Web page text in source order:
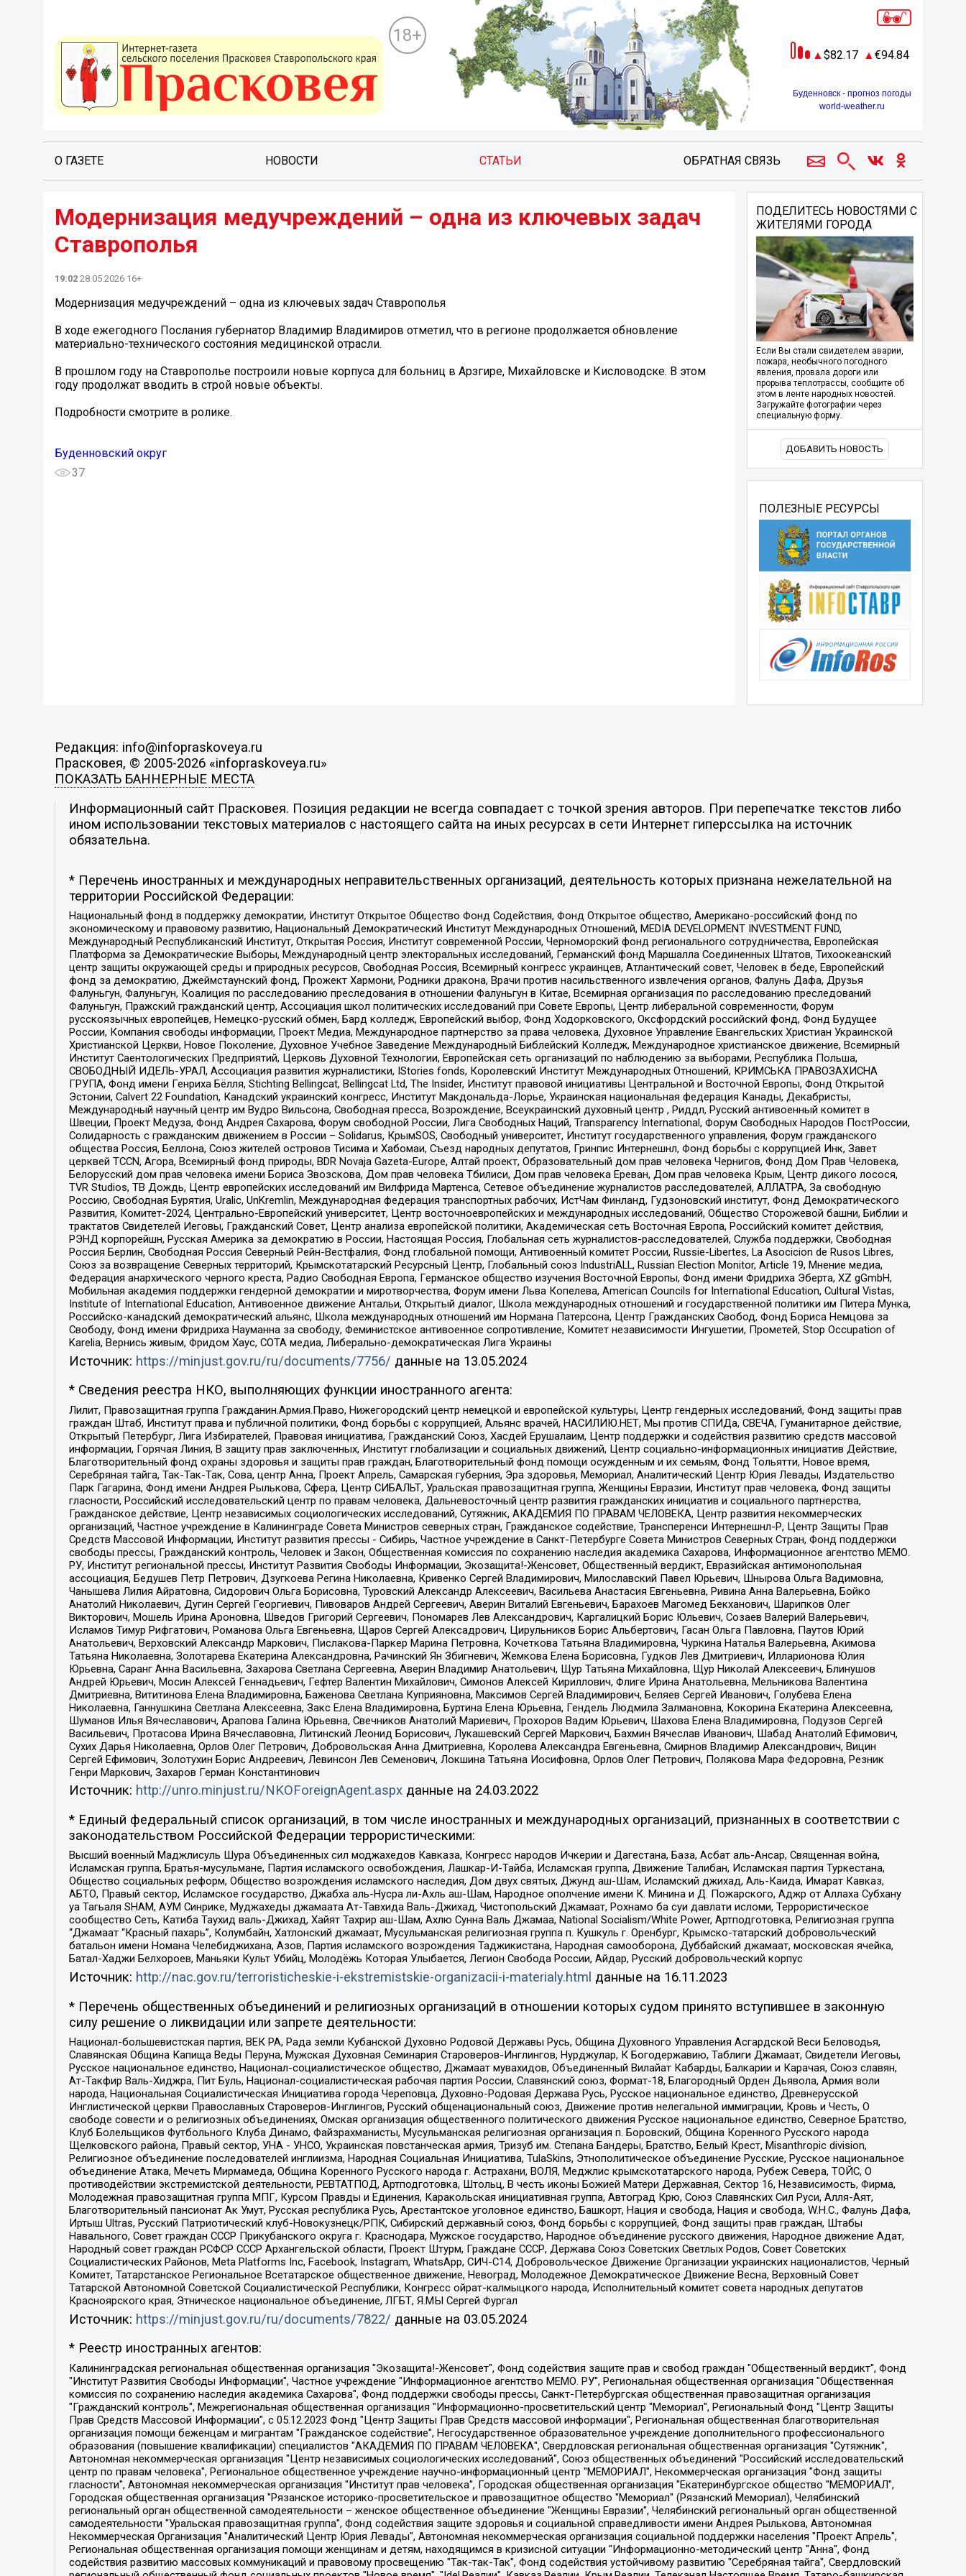
18+
82.17 94.84
Буденновск - прогноз погоды
world-weather.ru
О ГАЗЕТЕ НОВОСТИ СТАТЬИ ОБРАТНАЯ СВЯЗЬ
Модернизация медучреждений – одна из ключевых задач
Ставрополья
19:02 28.05.2026 16+
Модернизация медучреждений – одна из ключевых задач Ставрополья
В ходе ежегодного Послания губернатор Владимир Владимиров отметил, что в регионе продолжается обновление
материально-технического состояния медицинской отрасли.
В прошлом году на Ставрополье построили новые корпуса для больниц в Арзгире, Михайловске и Кисловодске. В этом
году продолжат вводить в строй новые объекты.
Подробности смотрите в ролике.
Буденновский округ
37
ПОДЕЛИТЕСЬ НОВОСТЯМИ С
ЖИТЕЛЯМИ ГОРОДА
Если Вы стали свидетелем аварии,
пожара, необычного погодного
явления, провала дороги или
прорыва теплотрассы, сообщите об
этом в ленте народных новостей.
Загружайте фотографии через
специальную форму.
ДОБАВИТЬ НОВОСТЬ
ПОЛЕЗНЫЕ РЕСУРСЫ
Редакция: info@infopraskoveya.ru
Прасковея, © 2005-2026 «infopraskoveya.ru»
ПОКАЗАТЬ БАННЕРНЫЕ МЕСТА
Информационный сайт Прасковея. Позиция редакции не всегда совпадает с точкой зрения авторов. При перепечатке текстов либо
ином использовании текстовых материалов с настоящего сайта на иных ресурсах в сети Интернет гиперссылка на источник
обязательна.
* Перечень иностранных и международных неправительственных организаций, деятельность которых признана нежелательной на
территории Российской Федерации:
Национальный фонд в поддержку демократии, Институт Открытое Общество Фонд Содействия, Фонд Открытое общество, Американо-российский фонд по
экономическому и правовому развитию, Национальный Демократический Институт Международных Отношений, MEDIA DEVELOPMENT INVESTMENT FUND,
Международный Республиканский Институт, Открытая Россия, Институт современной России, Черноморский фонд регионального сотрудничества, Европейская
Платформа за Демократические Выборы, Международный центр электоральных исследований, Германский фонд Маршалла Соединенных Штатов, Тихоокеанский
центр защиты окружающей среды и природных ресурсов, Свободная Россия, Всемирный конгресс украинцев, Атлантический совет, Человек в беде, Европейский
фонд за демократию, Джеймстаунский фонд, Прожект Хармони, Родники дракона, Врачи против насильственного извлечения органов, Фалунь Дафа, Друзья
Фалуньгун, Фалуньгун, Коалиция по расследованию преследования в отношении Фалуньгун в Китае, Всемирная организация по расследованию преследований
Фалуньгун, Пражский гражданский центр, Ассоциация школ политических исследований при Совете Европы, Центр либеральной современности, Форум
русскоязычных европейцев, Немецко-русский обмен, Бард колледж, Европейский выбор, Фонд Ходорковского, Оксфордский российский фонд, Фонд Будущее
России, Компания свободы информации, Проект Медиа, Международное партнерство за права человека, Духовное Управление Евангельских Христиан Украинской
Христианской Церкви, Новое Поколение, Духовное Учебное Заведение Международный Библейский Колледж, Международное христианское движение, Всемирный
Институт Саентологических Предприятий, Церковь Духовной Технологии, Европейская сеть организаций по наблюдению за выборами, Республика Польша,
СВОБОДНЫЙ ИДЕЛЬ-УРАЛ, Ассоциация развития журналистики, IStories fonds, Королевский Институт Международных Отношений, КРИМСЬКА ПРАВОЗАХИСНА
ГРУПА, Фонд имени Генриха Бёлля, Stichting Bellingcat, Bellingcat Ltd, The Insider, Институт правовой инициативы Центральной и Восточной Европы, Фонд Открытой
Эстонии, Calvert 22 Foundation, Канадский украинский конгресс, Институт Макдональда-Лорье, Украинская национальная федерация Канады, Декабристы,
Международный научный центр им Вудро Вильсона, Свободная пресса, Возрождение, Всеукраинский духовный центр , Риддл, Русский антивоенный комитет в
Швеции, Проект Медуза, Фонд Андрея Сахарова, Форум свободной России, Лига Свободных Наций, Transparеncy International, Форум Свободных Народов ПостРоссии,
Солидарность с гражданским движением в России – Solidarus, КрымSOS, Свободный университет, Институт государственного управления, Форум гражданского
общества Россия, Беллона, Союз жителей островов Тисима и Хабомаи, Съезд народных депутатов, Гринпис Интернешнл, Фонд борьбы с коррупцией Инк, Завет
церквей TCCN, Агора, Всемирный фонд природы, BDR Novaja Gazeta-Europe, Алтай проект, Образовательный дом прав человека Чернигов, Фонд Дом Прав Человека,
Белорусский дом прав человека имени Бориса Звозскова, Дом прав человека Тбилиси, Дом прав человека Ереван, Дом прав человека Крым, Центр дикого лосося,
TVR Studios, ТВ Дождь, Центр европейских исследований им Вилфрида Мартенса, Сетевое объединение журналистов расследователей, АЛЛАТРА, За свободную
Россию, Свободная Бурятия, Uralic, UnKremlin, Международная федерация транспортных рабочих, ИстЧам Финланд, Гудзоновский институт, Фонд Демократического
Развития, Комитет-2024, Центрально-Европейский университет, Центр восточноевропейских и международных исследований, Общество Сторожевой башни, Библии и
трактатов Свидетелей Иеговы, Гражданский Совет, Центр анализа европейской политики, Академическая сеть Восточная Европа, Российский комитет действия,
РЭНД корпорейшн, Русская Америка за демократию в России, Настоящая Россия, Глобальная сеть журналистов-расследователей, Служба поддержки, Свободная
Россия Берлин, Свободная Россия Северный Рейн-Вестфалия, Фонд глобальной помощи, Антивоенный комитет России, Russie-Libertes, La Asocicion de Rusos Libres,
Союз за возвращение Северных территорий, Крымскотатарский Ресурсный Центр, Глобальный союз IndustriALL, Russian Election Monitor, Article 19, Мнение медиа,
Федерация анархического черного креста, Радио Свободная Европа, Германское общество изучения Восточной Европы, Фонд имени Фридриха Эберта, XZ gGmbH,
Мобильная академия поддержки гендерной демократии и миротворчества, Форум имени Льва Копелева, American Councils for International Education, Cultural Vistas,
Institute of International Education, Антивоенное движение Антальи, Открытый диалог, Школа международных отношений и государственной политики им Питера Мунка,
Российско-канадский демократический альянс, Школа международных отношений им Нормана Патерсона, Центр Гражданских Свобод, Фонд Бориса Немцова за
Свободу, Фонд имени Фридриха Науманна за свободу, Феминистское антивоенное сопротивление, Комитет независимости Ингушетии, Прометей, Stop Occupation of
Karelia, Вернись живым, Фридом Хаус, СОТА медиа, Либерально-демократическая Лига Украины
Источник: https://minjust.gov.ru/ru/documents/7756/ данные на 13.05.2024
* Сведения реестра НКО, выполняющих функции иностранного агента:
Лилит, Правозащитная группа Гражданин.Армия.Право, Нижегородский центр немецкой и европейской культуры, Центр гендерных исследований, Фонд защиты прав
граждан Штаб, Институт права и публичной политики, Фонд борьбы с коррупцией, Альянс врачей, НАСИЛИЮ.НЕТ, Мы против СПИДа, СВЕЧА, Гуманитарное действие,
Открытый Петербург, Лига Избирателей, Правовая инициатива, Гражданский Союз, Хасдей Ерушалаим, Центр поддержки и содействия развитию средств массовой
информации, Горячая Линия, В защиту прав заключенных, Институт глобализации и социальных движений, Центр социально-информационных инициатив Действие,
Благотворительный фонд охраны здоровья и защиты прав граждан, Благотворительный фонд помощи осужденным и их семьям, Фонд Тольятти, Новое время,
Серебряная тайга, Так-Так-Так, Сова, центр Анна, Проект Апрель, Самарская губерния, Эра здоровья, Мемориал, Аналитический Центр Юрия Левады, Издательство
Парк Гагарина, Фонд имени Андрея Рылькова, Сфера, Центр СИБАЛЬТ, Уральская правозащитная группа, Женщины Евразии, Институт прав человека, Фонд защиты
гласности, Российский исследовательский центр по правам человека, Дальневосточный центр развития гражданских инициатив и социального партнерства,
Гражданское действие, Центр независимых социологических исследований, Сутяжник, АКАДЕМИЯ ПО ПРАВАМ ЧЕЛОВЕКА, Центр развития некоммерческих
организаций, Частное учреждение в Калининграде Совета Министров северных стран, Гражданское содействие, Трансперенси Интернешнл-Р, Центр Защиты Прав
Средств Массовой Информации, Институт развития прессы - Сибирь, Частное учреждение в Санкт-Петербурге Совета Министров Северных Стран, Фонд поддержки
свободы прессы, Гражданский контроль, Человек и Закон, Общественная комиссия по сохранению наследия академика Сахарова, Информационное агентство МЕМО.
РУ, Институт региональной прессы, Институт Развития Свободы Информации, Экозащита!-Женсовет, Общественный вердикт, Евразийская антимонопольная
ассоциация, Бедушев Петр Петрович, Дзугкоева Регина Николаевна, Кривенко Сергей Владимирович, Милославский Павел Юрьевич, Шнырова Ольга Вадимовна,
Чанышева Лилия Айратовна, Сидорович Ольга Борисовна, Туровский Александр Алексеевич, Васильева Анастасия Евгеньевна, Ривина Анна Валерьевна, Бойко
Анатолий Николаевич, Дугин Сергей Георгиевич, Пивоваров Андрей Сергеевич, Аверин Виталий Евгеньевич, Барахоев Магомед Бекханович, Шарипков Олег
Викторович, Мошель Ирина Ароновна, Шведов Григорий Сергеевич, Пономарев Лев Александрович, Каргалицкий Борис Юльевич, Созаев Валерий Валерьевич,
Исламов Тимур Рифгатович, Романова Ольга Евгеньевна, Щаров Сергей Алексадрович, Цирульников Борис Альбертович, Гасан Ольга Павловна, Паутов Юрий
Анатольевич, Верховский Александр Маркович, Пислакова-Паркер Марина Петровна, Кочеткова Татьяна Владимировна, Чуркина Наталья Валерьевна, Акимова
Татьяна Николаевна, Золотарева Екатерина Александровна, Рачинский Ян Збигневич, Жемкова Елена Борисовна, Гудков Лев Дмитриевич, Илларионова Юлия
Юрьевна, Саранг Анна Васильевна, Захарова Светлана Сергеевна, Аверин Владимир Анатольевич, Щур Татьяна Михайловна, Щур Николай Алексеевич, Блинушов
Андрей Юрьевич, Мосин Алексей Геннадьевич, Гефтер Валентин Михайлович, Симонов Алексей Кириллович, Флиге Ирина Анатольевна, Мельникова Валентина
Дмитриевна, Вититинова Елена Владимировна, Баженова Светлана Куприяновна, Максимов Сергей Владимирович, Беляев Сергей Иванович, Голубева Елена
Николаевна, Ганнушкина Светлана Алексеевна, Закс Елена Владимировна, Буртина Елена Юрьевна, Гендель Людмила Залмановна, Кокорина Екатерина Алексеевна,
Шуманов Илья Вячеславович, Арапова Галина Юрьевна, Свечников Анатолий Мариевич, Прохоров Вадим Юрьевич, Шахова Елена Владимировна, Подузов Сергей
Васильевич, Протасова Ирина Вячеславовна, Литинский Леонид Борисович, Лукашевский Сергей Маркович, Бахмин Вячеслав Иванович, Шабад Анатолий Ефимович,
Сухих Дарья Николаевна, Орлов Олег Петрович, Добровольская Анна Дмитриевна, Королева Александра Евгеньевна, Смирнов Владимир Александрович, Вицин
Сергей Ефимович, Золотухин Борис Андреевич, Левинсон Лев Семенович, Локшина Татьяна Иосифовна, Орлов Олег Петрович, Полякова Мара Федоровна, Резник
Генри Маркович, Захаров Герман Константинович
Источник: http://unro.minjust.ru/NKOForeignAgent.aspxданные на 24.03.2022
* Единый федеральный список организаций, в том числе иностранных и международных организаций, признанных в соответствии с
законодательством Российской Федерации террористическими:
Высший военный Маджлисуль Шура Объединенных сил моджахедов Кавказа, Конгресс народов Ичкерии и Дагестана, База, Асбат аль-Ансар, Священная война,
Исламская группа, Братья-мусульмане, Партия исламского освобождения, Лашкар-И-Тайба, Исламская группа, Движение Талибан, Исламская партия Туркестана,
Общество социальных реформ, Общество возрождения исламского наследия, Дом двух святых, Джунд аш-Шам, Исламский джихад, Аль-Каида, Имарат Кавказ,
АБТО, Правый сектор, Исламское государство, Джабха аль-Нусра ли-Ахль аш-Шам, Народное ополчение имени К. Минина и Д. Пожарского, Аджр от Аллаха Субхану
уа Тагьаля SHAM, АУМ Синрике, Муджахеды джамаата Ат-Тавхида Валь-Джихад, Чистопольский Джамаат, Рохнамо ба суи давлати исломи, Террористическое
сообщество Сеть, Катиба Таухид валь-Джихад, Хайят Тахрир аш-Шам, Ахлю Сунна Валь Джамаа, National Socialism/White Power, Артподготовка, Религиозная группа
“Джамаат “Красный пахарь”, Колумбайн, Хатлонский джамаат, Мусульманская религиозная группа п. Кушкуль г. Оренбург, Крымско-татарский добровольческий
батальон имени Номана Челебиджихана, Азов, Партия исламского возрождения Таджикистана, Народная самооборона, Дуббайский джамаат, московская ячейка,
Батал-Хаджи Белхороев, Маньяки Культ Убийц, Молодёжь Которая Улыбается, Легион Свобода России, Айдар, Русский добровольческий корпус
Источник: http://nac.gov.ru/terroristicheskie-i-ekstremistskie-organizacii-i-materialy.html данные на 16.11.2023
* Перечень общественных объединений и религиозных организаций в отношении которых судом принято вступившее в законную
силу решение о ликвидации или запрете деятельности:
Национал-большевистская партия, ВЕК РА, Рада земли Кубанской Духовно Родовой Державы Русь, Община Духовного Управления Асгардской Веси Беловодья,
Славянская Община Капища Веды Перуна, Мужская Духовная Семинария Староверов-Инглингов, Нурджулар, К Богодержавию, Таблиги Джамаат, Свидетели Иеговы,
Русское национальное единство, Национал-социалистическое общество, Джамаат мувахидов, Объединенный Вилайат Кабарды, Балкарии и Карачая, Союз славян,
Ат-Такфир Валь-Хиджра, Пит Буль, Национал-социалистическая рабочая партия России, Славянский союз, Формат-18, Благородный Орден Дьявола, Армия воли
народа, Национальная Социалистическая Инициатива города Череповца, Духовно-Родовая Держава Русь, Русское национальное единство, Древнерусской
Инглистической церкви Православных Староверов-Инглингов, Русский общенациональный союз, Движение против нелегальной иммиграции, Кровь и Честь, О
свободе совести и о религиозных объединениях, Омская организация общественного политического движения Русское национальное единство, Северное Братство,
Клуб Болельщиков Футбольного Клуба Динамо, Файзрахманисты, Мусульманская религиозная организация п. Боровский, Община Коренного Русского народа
Щелковского района, Правый сектор, УНА - УНСО, Украинская повстанческая армия, Тризуб им. Степана Бандеры, Братство, Белый Крест, Misanthropic division,
Религиозное объединение последователей инглиизма, Народная Социальная Инициатива, TulaSkins, Этнополитическое объединение Русские, Русское национальное
объединение Атака, Мечеть Мирмамеда, Община Коренного Русского народа г. Астрахани, ВОЛЯ, Меджлис крымскотатарского народа, Рубеж Севера, ТОЙС, О
противодействии экстремистской деятельности, РЕВТАТПОД, Артподготовка, Штольц, В честь иконы Божией Матери Державная, Сектор 16, Независимость, Фирма,
Молодежная правозащитная группа МПГ, Курсом Правды и Единения, Каракольская инициативная группа, Автоград Крю, Союз Славянских Сил Руси, Алля-Аят,
Благотворительный пансионат Ак Умут, Русская республика Русь, Арестантское уголовное единство, Башкорт, Нация и свобода, Нация и свобода, W.H.С., Фалунь Дафа,
Иртыш Ultras, Русский Патриотический клуб-Новокузнецк/РПК, Сибирский державный союз, Фонд борьбы с коррупцией, Фонд защиты прав граждан, Штабы
Навального, Совет граждан СССР Прикубанского округа г. Краснодара, Мужское государство, Народное объединение русского движения, Народное движение Адат,
Народный совет граждан РСФСР СССР Архангельской области, Проект Штурм, Граждане СССР, Держава Союз Советских Светлых Родов, Совет Советских
Социалистических Районов, Meta Platforms Inc, Facebook, Instagram, WhatsApp, СИЧ-С14, Добровольческое Движение Организации украинских националистов, Черный
Комитет, Татарстанское Региональное Всетатарское общественное движение, Невоград, Молодежное Демократическое Движение Весна, Верховный Совет
Татарской Автономной Советской Социалистической Республики, Конгресс ойрат-калмыцкого народа, Исполнительный комитет совета народных депутатов
Красноярского края, Этническое национальное объединение, ЛГБТ, Я.МЫ Сергей Фургал
Источник: https://minjust.gov.ru/ru/documents/7822/ данные на 03.05.2024
* Реестр иностранных агентов:
Калининградская региональная общественная организация "Экозащита!-Женсовет", Фонд содействия защите прав и свобод граждан "Общественный вердикт", Фонд "Институт Развития Свободы Информации", Частное учреждение "Информационное агентство МЕМО. РУ", Региональная общественная организация "Общественная комиссия по сохранению наследия академика Сахарова", Фонд поддержки свободы прессы, Санкт-Петербургская общественная правозащитная организация "Гражданский контроль", Межрегиональная общественная организация "Информационно-просветительский центр "Мемориал", Региональный Фонд "Центр Защиты Прав Средств Массовой Информации", с 05.12.2023 Фонд "Центр Защиты Прав Средств массовой информации", Региональная общественная благотворительная организация помощи беженцам и мигрантам "Гражданское содействие", Негосударственное образовательное учреждение дополнительного профессионального образования (повышение квалификации) специалистов "АКАДЕМИЯ ПО ПРАВАМ ЧЕЛОВЕКА", Свердловская региональная общественная организация "Сутяжник", Автономная некоммерческая организация "Центр независимых социологических исследований", Союз общественных объединений "Российский исследовательский центр по правам человека", Региональное общественное учреждение научно-информационный центр "МЕМОРИАЛ", Некоммерческая организация "Фонд защиты гласности", Автономная некоммерческая организация "Институт прав человека", Городская общественная организация "Екатеринбургское общество "МЕМОРИАЛ", Городская общественная организация "Рязанское историко-просветительское и правозащитное общество "Мемориал" (Рязанский Мемориал), Челябинский региональный орган общественной самодеятельности – женское общественное объединение "Женщины Евразии", Челябинский региональный орган общественной самодеятельности "Уральская правозащитная группа", Фонд содействия защите здоровья и социальной справедливости имени Андрея Рылькова, Автономная Некоммерческая Организация "Аналитический Центр Юрия Левады", Автономная некоммерческая организация социальной поддержки населения "Проект Апрель", Региональная общественная организация помощи женщинам и детям, находящимся в кризисной ситуации "Информационно-методический центр "Анна", Фонд содействия развитию массовых коммуникаций и правовому просвещению "Так-так-Так", Фонд содействия устойчивому развитию "Серебряная тайга", Свердловский региональный общественный фонд социальных проектов "Новое время", "Idel.Реалии", Кавказ.Реалии, Крым.Реалии, Телеканал Настоящее Время, Татаро-башкирская служба Радио Свобода (Azatliq Radiosi), Радио Свободная Европа/Радио Свобода (PCE/PC), "Сибирь.Реалии", "Фактограф", Благотворительный фонд помощи осужденным и их семьям, Автономная некоммерческая организация "Институт глобализации и социальных движений", Фонд "В защиту прав заключенных", Частное учреждение "Центр поддержки и содействия развитию средств массовой информации", Пензенский региональный общественный благотворительный фонд "Гражданский союз", "Север.Реалии", Некоммерческая организация Фонд "Правовая инициатива", Общество с ограниченной ответственностью "Радио Свободная Европа/Радио Свобода", Чешское информационное агентство "MEDIUM-ORIENT", Красноярская региональная общественная организация "Мы против СПИДа", Камалягин Денис Николаевич, Маркелов Сергей Евгеньевич, Пономарев Лев Александрович, Савицкая Людмила Алексеевна, Автономная некоммерческая организация "Центр по работе с проблемой насилия "НАСИЛИЮ.НЕТ", Межрегиональный профессиональный союз работников здравоохранения "Альянс врачей", Юридическое лицо, зарегистрированное в Латвийской Республике, SIA "Medusa Project" (регистрационный номер 40103797863, дата регистрации 10.06.2014), Некоммерческая организация "Фонд по борьбе с коррупцией", Автономная некоммерческая организация "Институт права и публичной политики", Баданин Роман Сергеевич, Гликин Максим Александрович, Железнова Мария Михайловна, Лукьянова Юлия Сергеевна, Маетная Елизавета Витальевна, Маняхин Петр Борисович, Чуракова Ольга Владимировна, Ярош Юлия Петровна, Юридическое лицо "The Insider SIA", зарегистрированное в Риге, Латвийская Республика (дата регистрации 26.06.2015), являющееся администратором доменного имени интернет-издания "The Insider SIA", https://theins.ru, Постернак Алексей Евгеньевич, Рубин Михаил Аркадьевич, Анин Роман Александрович, Юридическое лицо Istories fonds, зарегистрированное в Латвийской Республике (регистрационный номер 50008295751, дата регистрации 24.02.2020), Великовский Дмитрий Александрович, Долинина Ирина Николаевна, Мароховская Алеся Алексеевна, Шлейнов Роман Юрьевич, Шмагун Олеся Валентиновна, Общество с ограниченной ответственностью "Альтаир 2021", Общество с ограниченной ответственностью "Вега 2021", Общество с ограниченной ответственностью "Главный редактор 2021", Общество с ограниченной ответственностью "Ромашки монолит", Важенков Артем Валерьевич, Ивановская областная общественная организация "Центр гендерных исследований", Гурман Юрий Альбертович, Медиапроект "ОВД-Инфо", Егоров Владимир Владимирович, Жилинский Владимир Александрович, Общество с ограниченной ответственностью "ЗП", Иванова София Юрьевна, Карезина Инна Павловна, Кильтау Екатерина Викторовна, Петров Алексей Викторович, Пискунов Сергей Евгеньевич, Смирнов Сергей Сергеевич, Тихонов Михаил Сергеевич, Общество с ограниченной ответственностью "ЖУРНАЛИСТ-ИНОСТРАННЫЙ АГЕНТ", Арапова Галина Юрьевна, Вольтская Татьяна Анатольевна, Американская компания "Mason G.E.S. Anonymous Foundation" (США), являющаяся владельцем интернет-издания https://mnews.world/, Компания "Stichting Bellingcat", зарегистрированная в Нидерландах (дата регистрации 11.07.2018), Захаров Андрей Вячеславович, Клепиковская Екатерина Дмитриевна, Общество с ограниченной ответственностью "МЕМО", Перл Роман Александрович, Симонов Евгений Алексеевич, Соловьева Елена Анатольевна, Сотников Даниил Владимирович, Сурначева Елизавета Дмитриевна, Автономная некоммерческая организация по защите прав человека и информированию населения "Якутия – Наше Мнение", Общество с ограниченной ответственностью "Москоу диджитал медиа", с 26.01.2023 Общество с ограниченной ответственностью "Чайка Белые сады", Ветошкина Валерия Валерьевна, Заговора Максим Александрович, Межрегиональное общественное движение "Российская ЛГБТ - сеть", Оленичев Максим Владимирович, Павлов Иван Юрьевич, Скворцова Елена Сергеевна, Общество с ограниченной ответственностью "Как бы инагент", Кочетков Игорь Викторович, Общество с ограниченной ответственностью "Честные выборы", Еланчик Олег Александрович, Общество с ограниченной ответственностью "Нобелевский призыв", Гималова Регина Эмилевна, Григорьев Андрей Валерьевич, Григорьева Алина Александровна, Ассоциация по содействию защите прав призывников, альтернативнослужащих и военнослужащих "Правозащитная группа "Гражданин.Армия.Право", Хисамова Регина Фаритовна, Автономная некоммерческая организация по реализации социально-правовых программ "Лилит", Дальневосточное общественное движение "Маяк", Санкт-Петербургская ЛГБТ-инициативная группа "Выход", Инициативная группа ЛГБТ+ "Реверс", Алексеев Андрей Викторович, Бекбулатова Таисия Львовна, Беляев Иван Михайлович, Владыкина Елена Сергеевна, Гельман Марат Александрович, Никульшина Вероника Юрьевна, Толоконникова Надежда Андреевна, Шендерович Виктор Анатольевич, Общество с ограниченной ответственностью "Данное сообщение", Общество с ограниченной ответственностью Издательский дом "Новая глава", Айнбиндер Александра Александровна, Московский комьюнити-центр для ЛГБТ+инициатив, Благотворительный фонд развития филантропии, Deutsche Welle (Германия, Kurt-Schumacher-Strasse 3, 53113 Bonn), Борзунова Мария Михайловна, Воробьев Виктор Викторович, Голубева Анна Львовна, Константинова Алла Михайловна, Малкова Ирина Владимировна, Мурадов Мурад Абдулгалимович, Осетинская Елизавета Николаевна, Понасенков Евгений Николаевич, Ганапольский Матвей Юрьевич, Киселев Евгений Алексеевич, Борухович Ирина Григорьевна, Дремин Иван Тимофеевич, Дубровский Дмитрий Викторович, Красноярская региональная общественная организация поддержки и развития альтернативных образовательных технологий и межкультурных коммуникаций "ИНТЕРРА", Маяковская Екатерина Алексеевна, Фейгин Марк Захарович, Филимонов Андрей Викторович, Дзугкоева Регина Николаевна, Доброхотов Роман Александрович, Дудь Юрий Александрович, Елкин Сергей Владимирович, Кругликов Кирилл Игоревич, Сабунаева Мария Леонидовна, Семенов Алексей Владимирович, Шаинян Карен Багратович, Шульман Екатерина Михайловна, Асафьев Артур Валерьевич, Вахштайн Виктор Семенович, Венедиктов Алексей Алексеевич, Лушникова Екатерина Евгеньевна, Волков Леонид Михайлович, Невзоров Александр Глебович, Пархоменко Сергей Борисович, Сироткин Ярослав Николаевич, Кара-Мурза Владимир Владимирович, Баранова Наталья Владимировна, Гозман Леонид Яковлевич, Кагарлицкий Борис Юльевич, Климарев Михаил Валерьевич, Милов Владимир Станиславович, Автономная некоммерческая организация Краснодарский центр современного искусства "Типография", Моргенштерн Алишер Тагирович, Соболь Любовь Эдуардовна, Общество с ограниченной ответственностью "ЛИЗА НОРМ", Каспаров Гарри Кимович, Ходорковский Михаил Борисович, Общество с ограниченной ответственностью "Апрельские тезисы", Данилович Ирина Брониславовна, Кашин Олег Владимирович, Петров Николай Владимирович, Пивоваров Алексей Владимирович, Соколов Михаил Владимирович, Цветкова Юлия Владимировна, Чичваркин Евгений Александрович, Комитет против пыток/Команда против пыток, Общество с ограниченной ответственностью "Первый научный", Общество с ограниченной ответственностью "Вертолет и ко", Белоцерковская Вероника Борисовна, Кац Максим Евгеньевич, Лазарева Татьяна Юрьевна, Шаведдинов Руслан Табризович, Яшин Илья Валерьевич, Общество с ограниченной ответственностью "Иноагент ААВ", Алешковский Дмитрий Петрович, Альбац Евгения Марковна, Быков Дмитрий Львович, Галямина Юлия Евгеньевна, Лойко Сергей Леонидович, Мартынов Кирилл Константинович, Медведев Сергей Александрович, Крашенинников Федор Геннадиевич, Гордеева Катерина Вл